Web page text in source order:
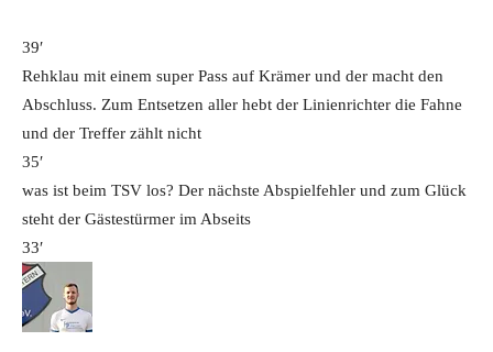
39′
Rehklau mit einem super Pass auf Krämer und der macht den
Abschluss. Zum Entsetzen aller hebt der Linienrichter die Fahne
und der Treffer zählt nicht
35′
was ist beim TSV los? Der nächste Abspielfehler und zum Glück
steht der Gästestürmer im Abseits
33′